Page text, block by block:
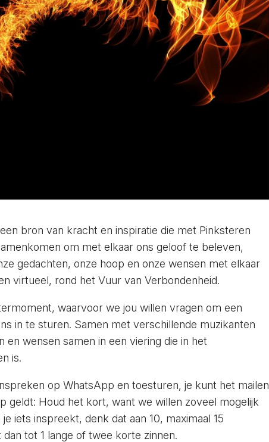
bron van kracht en inspiratie die met Pinksteren
om met elkaar ons geloof te beleven,
gedachten, onze hoop en onze wensen met elkaar
virtueel, rond het Vuur van Verbondenheid.
waarvoor we jou willen vragen om een
in te sturen. Samen met verschillende muzikanten
wensen samen in een viering die in het
is.
op WhatsApp en toesturen, je kunt het mailen
geldt: Houd het kort, want we willen zoveel mogelijk
iets inspreekt, denk dat aan 10, maximaal 15
tot 1 lange of twee korte zinnen.